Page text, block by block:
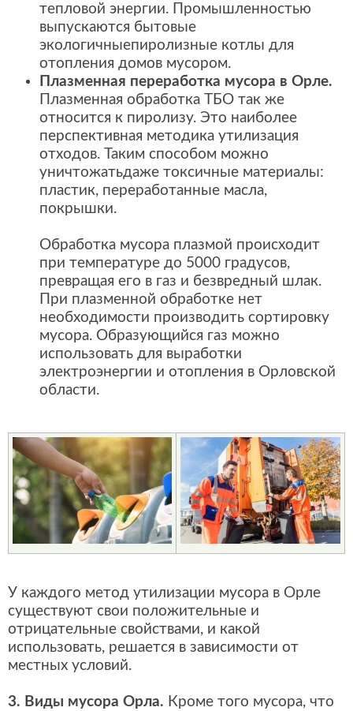
тепловой энергии. Промышленностью
выпускаются бытовые
экологичныепиролизные котлы для
отопления домов мусором.
Плазменная переработка мусора в Орле.
Плазменная обработка ТБО так же
относится к пиролизу. Это наиболее
перспективная методика утилизация
отходов. Таким способом можно
уничтожатьдаже токсичные материалы:
пластик, переработанные масла,
покрышки.
Обработка мусора плазмой происходит
при температуре до 5000 градусов,
превращая его в газ и безвредный шлак.
При плазменной обработке нет
необходимости производить сортировку
мусора. Образующийся газ можно
использовать для выработки
электроэнергии и отопления в Орловской
области.
У каждого метод утилизации мусора в Орле
существуют свои положительные и
отрицательные свойствами, и какой
использовать, решается в зависимости от
местных условий.
3. Виды мусора Орла. Кроме того мусора, что